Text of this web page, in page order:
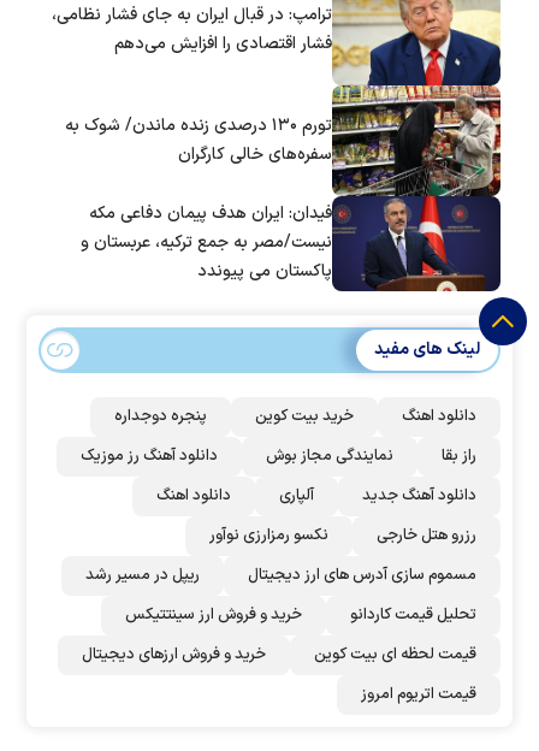
ترامپ: در قبال ایران به جای فشار نظامی،
فشار اقتصادی را افزایش می‌دهم
تورم ۱۳۰ درصدی زنده ماندن/ شوک به
سفره‌های خالی کارگران
فیدان: ایران هدف پیمان دفاعی مکه
نیست/مصر به جمع ترکیه، عربستان و
پاکستان می پیوندد
لینک های مفید
دانلود اهنگ خرید بیت کوین
پنجره دوجداره
راز بقا
نمایندگی مجاز بوش
دانلود آهنگ رز‌ موزیک
دانلود آهنگ جدید
آلپاری
دانلود اهنگ
رزرو هتل خارجی
نکسو رمزارزی نوآور
مسموم سازی آدرس های ارز دیجیتال
ریپل در مسیر رشد
تحلیل قیمت کاردانو
خرید و فروش ارز سینتتیکس
قیمت لحظه ای بیت کوین
خرید و فروش ارزهای دیجیتال
قیمت اتریوم امروز